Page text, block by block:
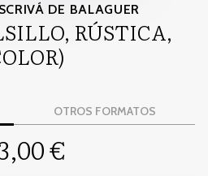
DE BALAGUER
RÚSTICA,
OTROS FORMATOS
€